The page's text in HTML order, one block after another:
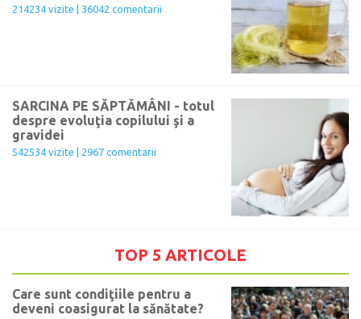
214234 vizite | 36042 comentarii
SARCINA PE SĂPTĂMÂNI - totul
despre evoluţia copilului şi a
gravidei
542534 vizite | 2967 comentarii
TOP 5 ARTICOLE
Care sunt condiţiile pentru a
deveni coasigurat la sănătate?